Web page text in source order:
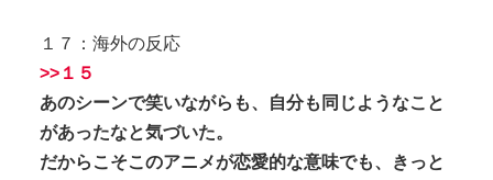
１７：海外の反応
>>１５
あのシーンで笑いながらも、自分も同じようなこと
があったなと気づいた。
だからこそこのアニメが恋愛的な意味でも、きっと